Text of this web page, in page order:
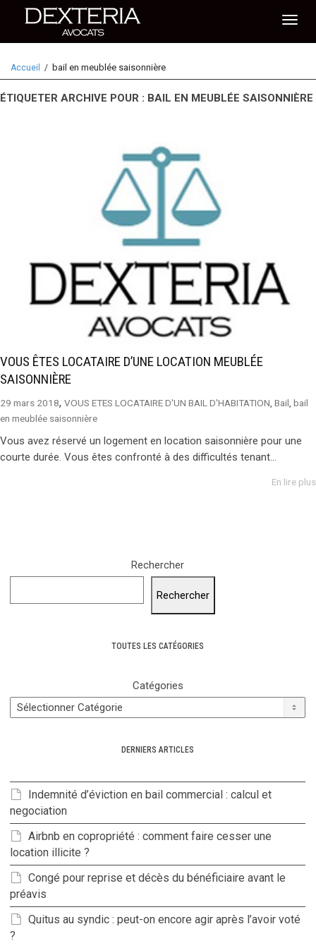
Accueil bail en meublée saisonnière
ÉTIQUETER ARCHIVE POUR : BAIL EN MEUBLÉE SAISONNIÈRE
VOUS ÊTES LOCATAIRE D’UNE LOCATION MEUBLÉE
SAISONNIÈRE
29 mars 2018, VOUS ETES LOCATAIRE D'UN BAIL D'HABITATION Bail bail
en meublée saisonnière
Vous avez réservé un logement en location saisonnière pour une
courte durée. Vous êtes confronté à des difficultés tenant...
En lire plus
Rechercher
Rechercher
TOUTES LES CATÉGORIES
Catégories
DERNIERS ARTICLES
Indemnité d’éviction en bail commercial : calcul et
negociation
Airbnb en copropriété : comment faire cesser une
location illicite ?
Congé pour reprise et décès du bénéficiaire avant le
préavis
Quitus au syndic : peut-on encore agir après l’avoir voté
?